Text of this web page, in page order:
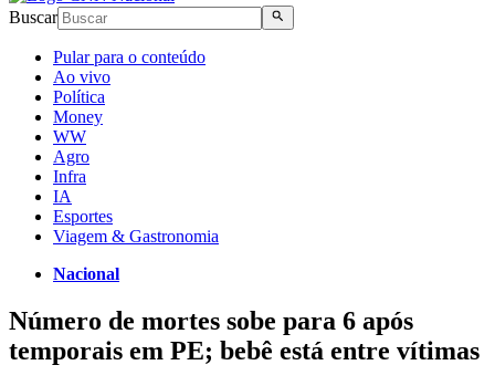
Buscar
Pular para o conteúdo
Ao vivo
Política
Money
WW
Agro
Infra
IA
Esportes
Viagem & Gastronomia
Nacional
Número de mortes sobe para 6 após
temporais em PE; bebê está entre vítimas